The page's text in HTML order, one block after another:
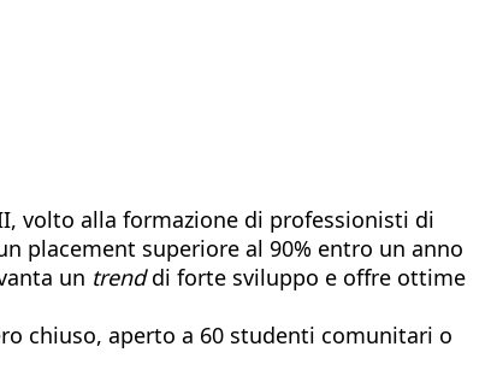
volto alla formazione di professionisti di
placement superiore al 90% entro un anno
un trenddi forte sviluppo e offre ottime
chiuso, aperto a 60 studenti comunitari o